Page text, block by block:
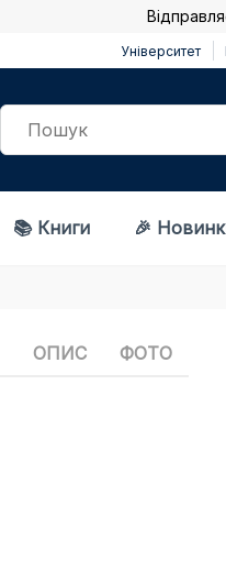
Університет
📚 Книги 🎉
ОПИС ФОТО